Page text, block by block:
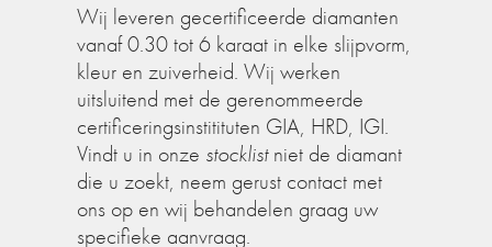
Wij leveren gecertificeerde diamanten
vanaf 0.30 tot 6 karaat in elke slijpvorm,
kleur en zuiverheid. Wij werken
uitsluitend met de gerenommeerde
certificeringsinstitituten GIA, HRD, IGI.
Vindt u in onze stocklistniet de diamant
die u zoekt, neem gerust contact met
ons op en wij behandelen graag uw
specifieke aanvraag.